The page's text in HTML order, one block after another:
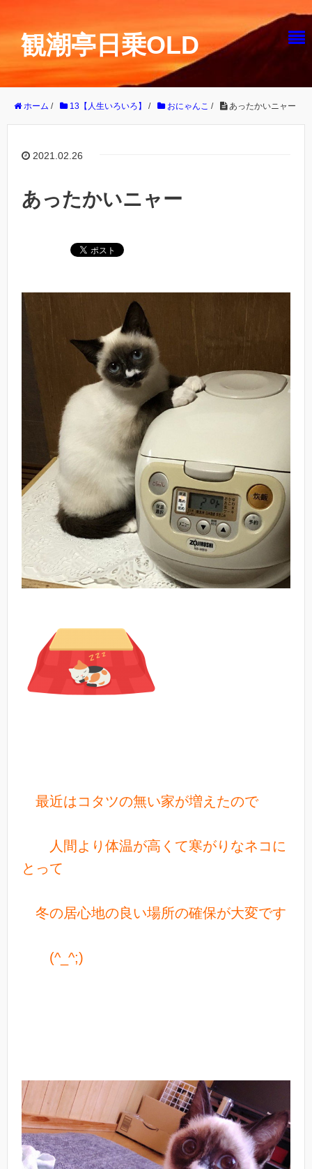
観潮亭日乗OLD
ホーム / 13【人生いろいろ】 / おにゃんこ / あったかいニャー
2021.02.26
あったかいニャー
最近はコタツの無い家が増えたので
人間より体温が高くて寒がりなネコに
とって
冬の居心地の良い場所の確保が大変です
(^_^;)